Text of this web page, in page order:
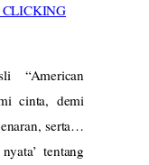
CLICKING
“American
cinta, demi
serta…
tentang